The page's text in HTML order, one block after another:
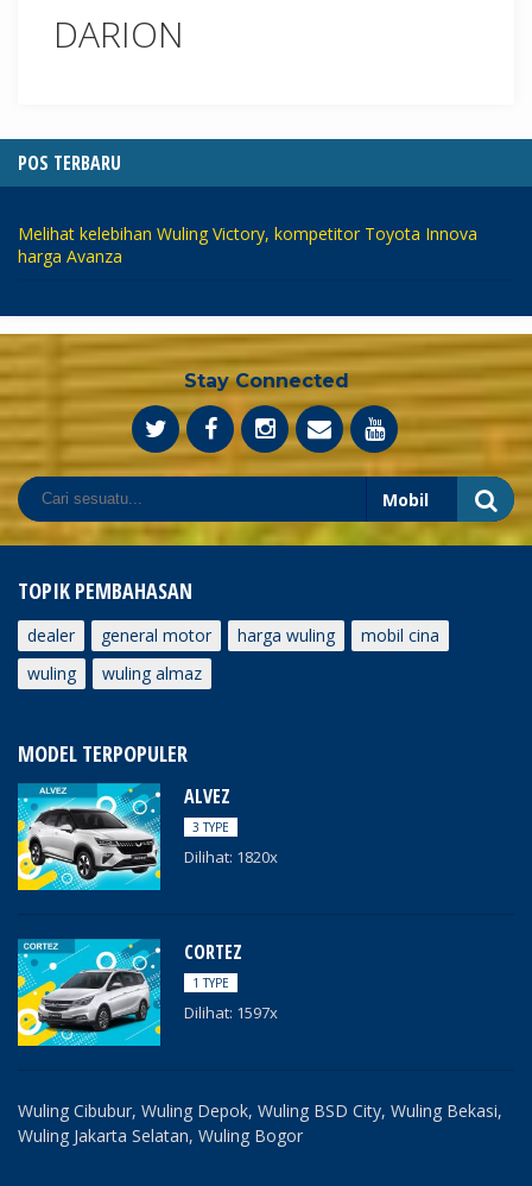
DARION
POS TERBARU
Melihat kelebihan Wuling Victory, kompetitor Toyota Innova
harga Avanza
Stay Connected
TOPIK PEMBAHASAN
dealer general motor harga wuling
mobil cina
wuling
wuling almaz
MODEL TERPOPULER
ALVEZ
3 TYPE
Dilihat: 1820x
CORTEZ
1 TYPE
Dilihat: 1597x
Wuling Cibubur, Wuling Depok, Wuling BSD City, Wuling Bekasi,
Wuling Jakarta Selatan, Wuling Bogor